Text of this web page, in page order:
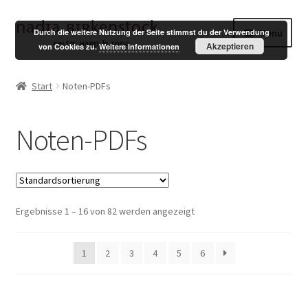
Zur
Navigation
springen
Zum
Inhalt
springen
Menü
Warenkorb
Kasse
English
Start Noten-PDFs
Noten-PDFs
Ergebnisse 1 – 16 von 82 werden angezeigt
1 2 3 4 5 6
Durch die weitere Nutzung der Seite stimmst du der Verwendung
von Cookies zu.Weitere Informationen Akzeptieren